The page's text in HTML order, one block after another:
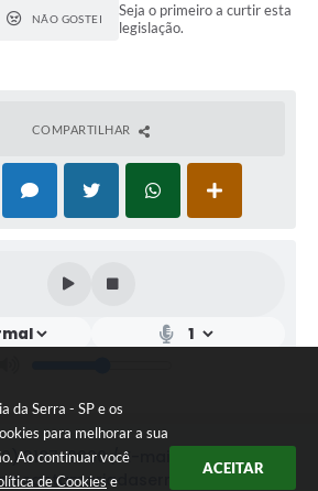
da Serra - SP e os
para melhorar a sua
Ao continuar você
de Cookies e
ACEITAR
NÃO GOSTEI
Seja o primeiro a curtir esta
legislação.
COMPARTILHAR
3187-9900 / E-mail de contato: